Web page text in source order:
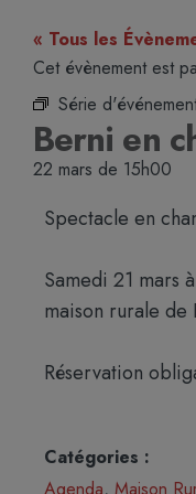
« Tous les
Cet évènement est
Série
Berni en
22 mars de 15h00
Spectacle en
Samedi 21 mars
maison rurale de
Réservation
Catégories :